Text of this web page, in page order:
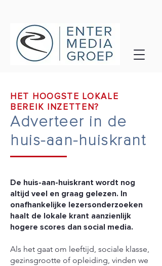
HET HOOGSTE LOKALE
BEREIK INZETTEN?
Adverteer in de
huis-aan-huiskrant
De huis-aan-huiskrant wordt nog
altijd veel en graag gelezen. In
onafhankelijke lezersonderzoeken
haalt de lokale krant aanzienlijk
hogere scores dan social media.
Als het gaat om leeftijd, sociale klasse,
gezinsgrootte of opleiding, vinden we